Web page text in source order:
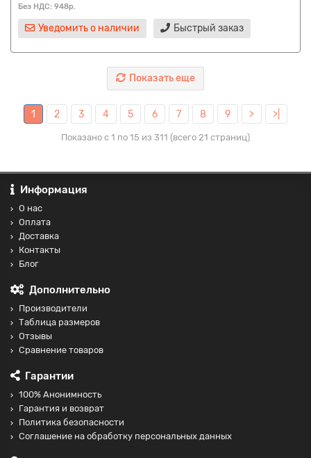
Без НДС: 948р.
Уведомить о наличии Быстрый заказ
Показать еще
1 2 3 4 5 6 7 8 9 > >|
Показано с 1 по 15 из 311 (всего 21 страниц)
Информация
О нас
Оплата
Доставка
Контакты
Блог
Дополнительно
Производители
Таблица размеров
Отзывы
Сравнение товаров
Гарантии
100% Анонимность
Гарантия и возврат
Политика безопасности
Соглашение на обработку персональных данных